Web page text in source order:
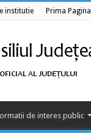
institutie Prima Pagina
de interes public